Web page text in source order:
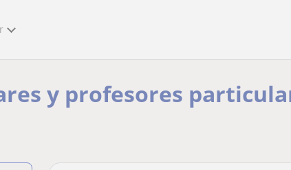
y profesores